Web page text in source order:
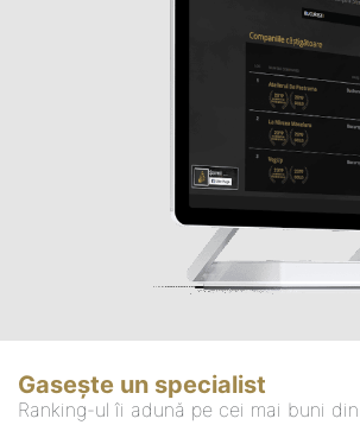
Gasește un specialist
Ranking-ul îi adună pe cei mai buni